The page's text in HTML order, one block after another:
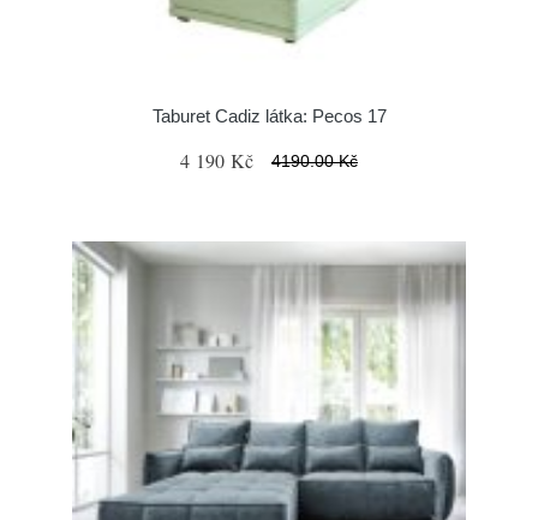
Taburet Cadiz látka: Pecos 17
4 190 Kč 4190.00 Kč